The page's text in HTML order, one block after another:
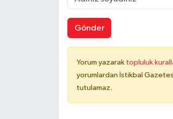
Gönder
Yorum yazarak topluluk
yorumlardan İstikbal
tutulamaz.